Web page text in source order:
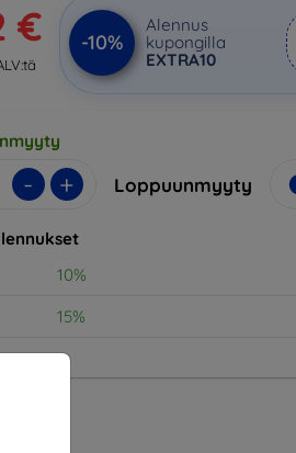
€ -10%
Alennus
kupongilla
EXTRA10
- + Loppuunmyyty
10%
15%